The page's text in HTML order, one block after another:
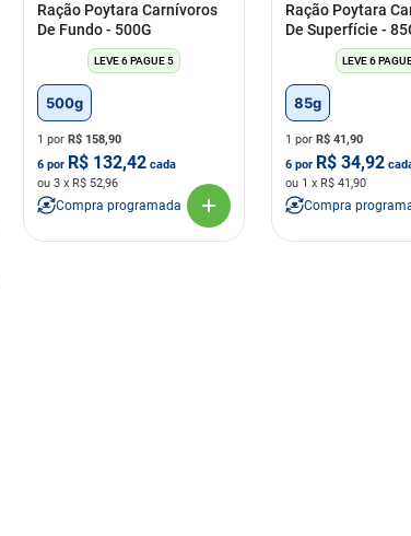
Ração Poytara Carnívoros
De Fundo - 500G
LEVE 6 PAGUE 5
500g
1 por R$ 158,90
6por R$ 132,42 cada
ou 3x R$ 52,96
Compra programada
Ração Poytara
De Superfície -
LEVE 6
85g
1 por R$ 41,90
6por R$ 34,92
ou 1 x R$ 41,90
Compra